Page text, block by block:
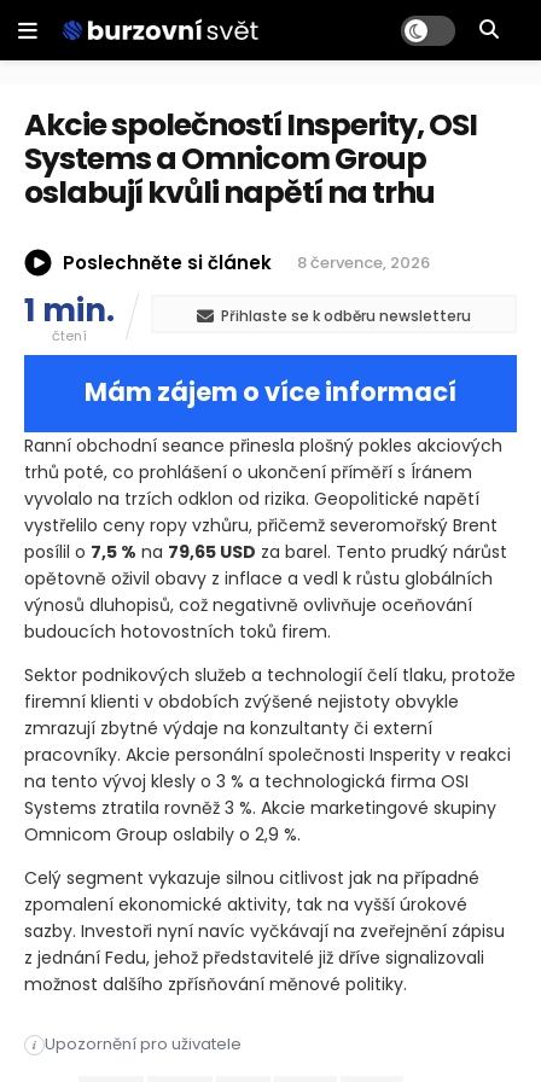
Akcie společností Insperity, OSI
Systems a Omnicom Group
oslabují kvůli napětí na trhu
Poslechněte si článek 8 července, 2026
1 min.
čtení
Přihlaste se k odběru newsletteru
Mám zájem o více informací
Ranní obchodní seance přinesla plošný pokles akciových
trhů poté, co prohlášení o ukončení příměří s Íránem
vyvolalo na trzích odklon od rizika. Geopolitické napětí
vystřelilo ceny ropy vzhůru, přičemž severomořský Brent
posílil o 7,5 % na 79,65 USD za barel. Tento prudký nárůst
opětovně oživil obavy z inflace a vedl k růstu globálních
výnosů dluhopisů, což negativně ovlivňuje oceňování
budoucích hotovostních toků firem.
Sektor podnikových služeb a technologií čelí tlaku, protože
firemní klienti v obdobích zvýšené nejistoty obvykle
zmrazují zbytné výdaje na konzultanty či externí
pracovníky. Akcie personální společnosti Insperity v reakci
na tento vývoj klesly o 3 % a technologická firma OSI
Systems ztratila rovněž 3 %. Akcie marketingové skupiny
Omnicom Group oslabily o 2,9 %.
Celý segment vykazuje silnou citlivost jak na případné
zpomalení ekonomické aktivity, tak na vyšší úrokové
sazby. Investoři nyní navíc vyčkávají na zveřejnění zápisu
z jednání Fedu, jehož představitelé již dříve signalizovali
možnost dalšího zpřísňování měnové politiky.
i Upozornění pro uživatele